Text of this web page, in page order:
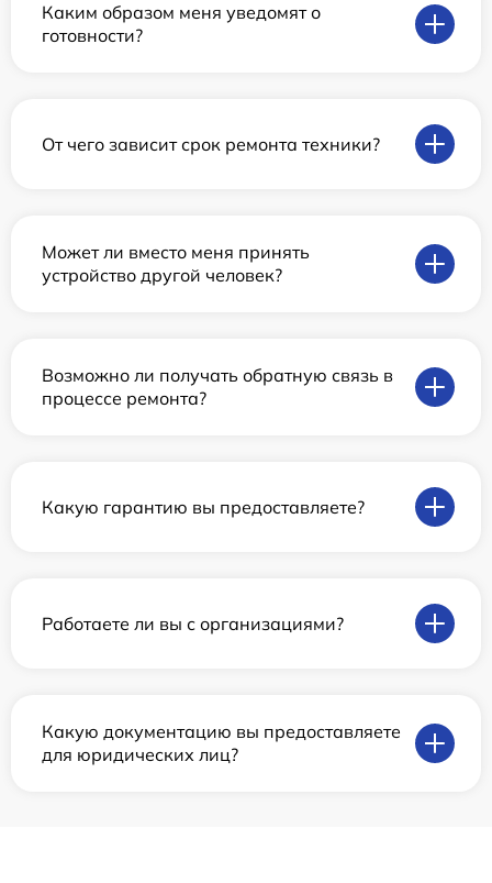
Каким образом меня уведомят о
готовности?
От чего зависит срок ремонта техники?
Может ли вместо меня принять
устройство другой человек?
Возможно ли получать обратную связь в
процессе ремонта?
Какую гарантию вы предоставляете?
Работаете ли вы с организациями?
Какую документацию вы предоставляете
для юридических лиц?